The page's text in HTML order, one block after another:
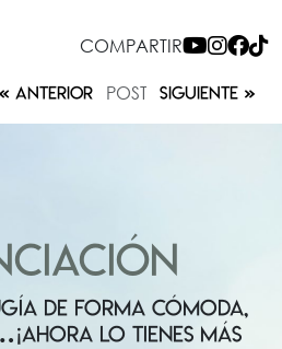
COMPARTIR
ANTERIOR POST SIGUIENTE
DE FORMA CÓMODA,
LO TIENES MÁS